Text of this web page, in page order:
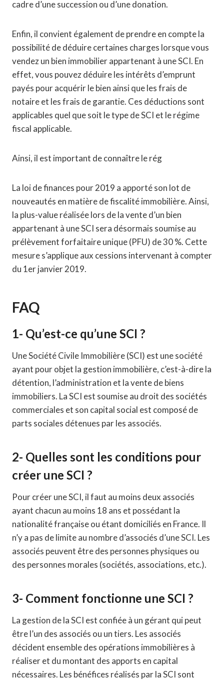
cadre d’une succession ou d’une donation.
Enfin, il convient également de prendre en compte la
possibilité de déduire certaines charges lorsque vous
vendez un bien immobilier appartenant à une SCI. En
effet, vous pouvez déduire les intérêts d’emprunt
payés pour acquérir le bien ainsi que les frais de
notaire et les frais de garantie. Ces déductions sont
applicables quel que soit le type de SCI et le régime
fiscal applicable.
Ainsi, il est important de connaître le rég
La loi de finances pour 2019 a apporté son lot de
nouveautés en matière de fiscalité immobilière. Ainsi,
la plus-value réalisée lors de la vente d’un bien
appartenant à une SCI sera désormais soumise au
prélèvement forfaitaire unique (PFU) de 30 %. Cette
mesure s’applique aux cessions intervenant à compter
du 1er janvier 2019.
FAQ
1- Qu’est-ce qu’une SCI ?
Une Société Civile Immobilière (SCI) est une société
ayant pour objet la gestion immobilière, c’est-à-dire la
détention, l’administration et la vente de biens
immobiliers. La SCI est soumise au droit des sociétés
commerciales et son capital social est composé de
parts sociales détenues par les associés.
2- Quelles sont les conditions pour
créer une SCI ?
Pour créer une SCI, il faut au moins deux associés
ayant chacun au moins 18 ans et possédant la
nationalité française ou étant domiciliés en France. Il
n’y a pas de limite au nombre d’associés d’une SCI. Les
associés peuvent être des personnes physiques ou
des personnes morales (sociétés, associations, etc.).
3- Comment fonctionne une SCI ?
La gestion de la SCI est confiée à un gérant qui peut
être l’un des associés ou un tiers. Les associés
décident ensemble des opérations immobilières à
réaliser et du montant des apports en capital
nécessaires. Les bénéfices réalisés par la SCI sont